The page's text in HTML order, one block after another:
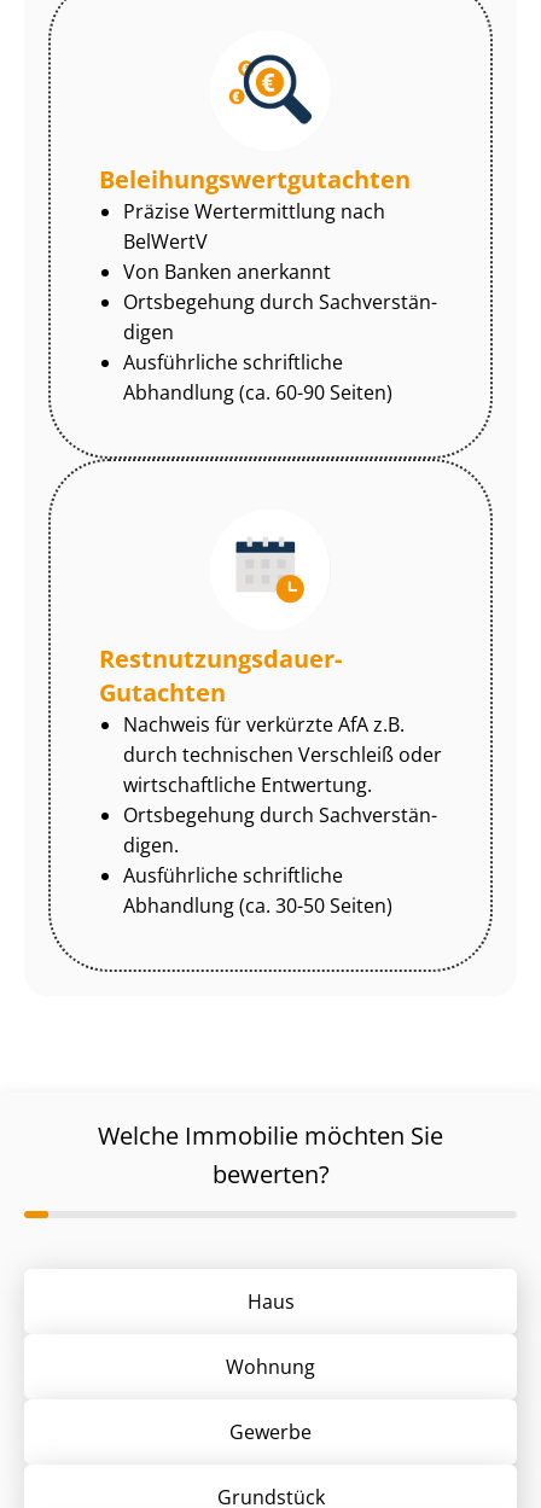
Be­lei­hungs­wert­gut­ach­ten
Präzise Wertermittlung nach
BelWertV
Von Banken anerkannt
Ortsbegehung durch Sach­ver­stän­
di­gen
Ausführliche schriftliche
Abhandlung (ca. 60-90 Seiten)
Rest­nut­zungs­dau­er-
Gutachten
Nachweis für verkürzte AfA z.B.
durch technischen Verschleiß oder
wirtschaftliche Entwertung.
Ortsbegehung durch Sach­ver­stän­
di­gen.
Ausführliche schriftliche
Abhandlung (ca. 30-50 Seiten)
Welche Immobilie möchten Sie
bewerten?
Haus
Wohnung
Gewerbe
Grund­stück